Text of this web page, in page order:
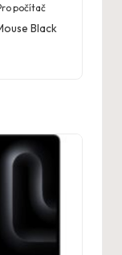
počítač
Black